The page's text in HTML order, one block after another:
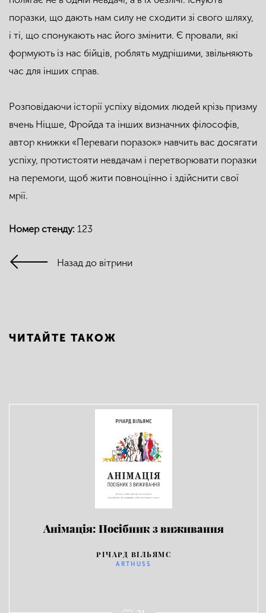
поразки, що дають нам силу не сходити зі свого шляху,
і ті, що спонукають нас його змінити. Є провали, які
формують із нас бійців, роблять мудрішими, звільняють
час для інших справ.
Розповідаючи історії успіху відомих людей крізь призму
вчень Ніцше, Фройда та інших визначних філософів,
автор книжки «Переваги поразок» навчить вас досягати
успіху, протистояти невдачам і перетворювати поразки
на перемоги, щоб жити повноцінно і здійснити свої
мрії.
Номер стенду: 123
Назад до вітрини
ЧИТАЙТЕ ТАКОЖ
Анімація: Посібник з виживання
РІЧАРД ВІЛЬЯМС
ARTHUSS